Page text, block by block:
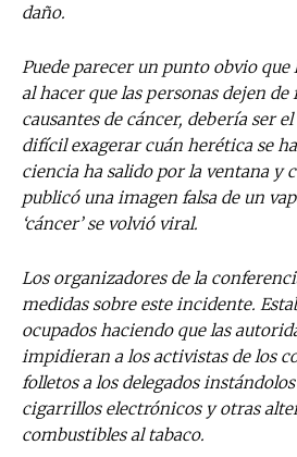
daño.
Puede parecer un punto obvio
al hacer que las personas dejen
causantes de cáncer, debería ser
difícil exagerar cuán herética se
ciencia ha salido por la ventana y
publicó una imagen falsa de un
‘cáncer’ se volvió viral.
Los organizadores de la
medidas sobre este incidente.
ocupados haciendo que las
impidieran a los activistas de los
folletos a los delegados
cigarrillos electrónicos y otras
combustibles al tabaco.